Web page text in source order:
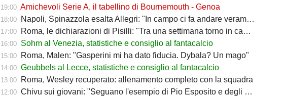
19:00 Amichevoli Serie A, il tabellino di Bournemouth - Genoa
18:00 Napoli, Spinazzola esalta Allegri: "In campo ci fa andare veramente forte"
17:00 Roma, le dichiarazioni di Pisilli: "Tra una settimana torno in campo"
16:00 Sohm al Venezia, statistiche e consiglio al fantacalcio
15:00 Roma, Malen: "Gasperini mi ha dato fiducia. Dybala? Un mago"
14:00 Geubbels al Lecce, statistiche e consiglio al fantacalcio
13:00 Roma, Wesley recuperato: allenamento completo con la squadra
12:00 Chivu sui giovani: "Seguano l'esempio di Pio Esposito e degli altri"